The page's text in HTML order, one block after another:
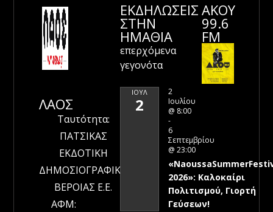
ΛΑΟΣ
Ταυτότητα:
ΠΑΤΣΙΚΑΣ
ΕΚΔΟΤΙΚΗ
ΔΗΜΟΣΙΟΓΡΑΦΙΚΗ
ΒΕΡΟΙΑΣ Ε.Ε.
ΑΦΜ:
ΕΚΔΗΛΩΣΕΙΣ
ΣΤΗΝ
ΗΜΑΘΊΑ
επερχόμενα
γεγονότα
ΙΟΎΛ
2
2
Ιουλίου
@ 8:00
-
6
Σεπτεμβρίου
@ 23:00
2026»: Καλοκαίρι
Πολιτισμού, Γιορτή
Γεύσεων!
ΑΚΟΥ
99.6
FM